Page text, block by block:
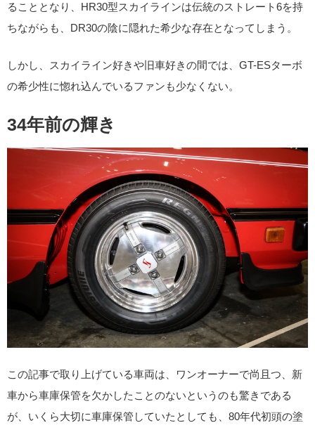
ることとなり、HR30型スカイラインは伝統のストレート6を持
ちながらも、DR30の陰に隠れた希少な存在となってしまう。
しかし、スカイライン好きや旧車好きの間では、GT-ESターボ
の希少性に惚れ込んでいるファンも少なくない。
34年前の輝き
この記事で取り上げている車両は、ワンオーナーで尚且つ、新
車から車庫保管を欠かしたことのないというのも驚きである
が、いくら大切に車庫保管していたとしても、80年代初頭の塗